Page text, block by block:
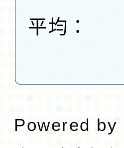
平均：
Powered by